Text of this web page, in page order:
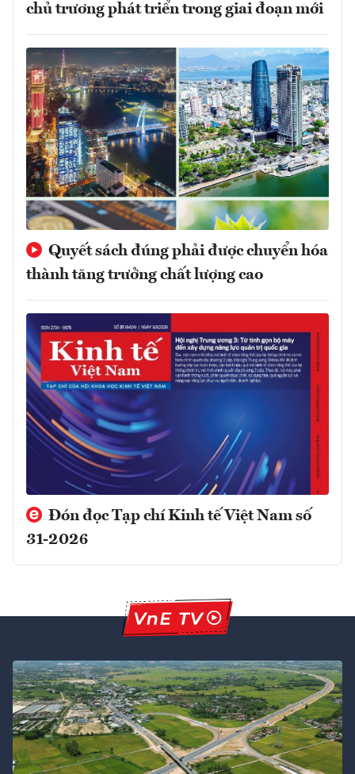
chủ trương phát triển trong giai đoạn mới
Quyết sách đúng phải được chuyển hóa
thành tăng trưởng chất lượng cao
Đón đọc Tạp chí Kinh tế Việt Nam số
31-2026